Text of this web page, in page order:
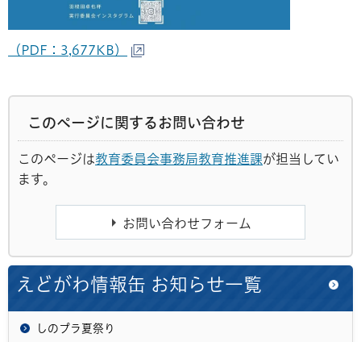
（PDF：3,677KB）
このページに関するお問い合わせ
このページは教育委員会事務局教育推進課が担当してい
ます。
えどがわ情報缶 お知らせ一覧
しのプラ夏祭り